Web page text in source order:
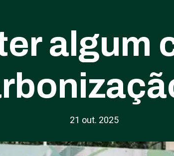
algum
21 out. 2025